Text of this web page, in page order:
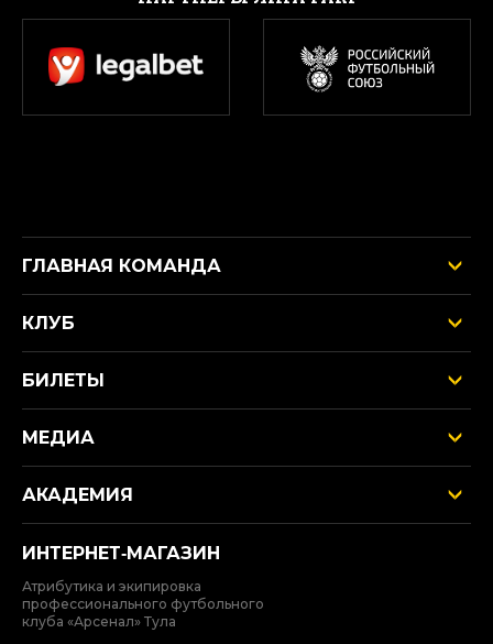
ГЛАВНАЯ КОМАНДА
КЛУБ
БИЛЕТЫ
МЕДИА
АКАДЕМИЯ
ИНТЕРНЕТ‑МАГАЗИН
Атрибутика и экипировка
профессионального футбольного
клуба «Арсенал» Тула